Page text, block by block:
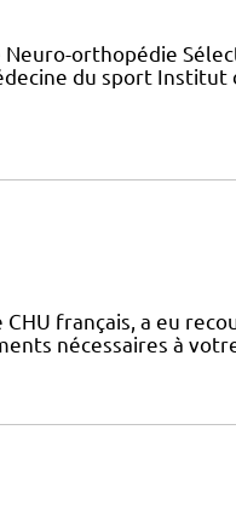
orthopédie
du sport
français, a eu
nécessaires à